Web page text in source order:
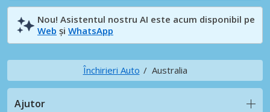
Nou! Asistentul nostru AI este acum disponibil pe
Web și WhatsApp
Închirieri Auto Australia
Ajutor